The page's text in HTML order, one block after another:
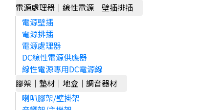
電源處理器｜線性電源｜壁插排插
電源壁插
電源排插
電源處理器
DC線性電源供應器
線性電源專用DC電源線
腳架｜墊材｜地盒｜調音器材
喇叭腳架/壁掛架